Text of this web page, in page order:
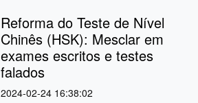
Reforma do Teste de Nível
Chinês (HSK): Mesclar em
exames escritos e testes
falados
2024-02-24 16:38:02